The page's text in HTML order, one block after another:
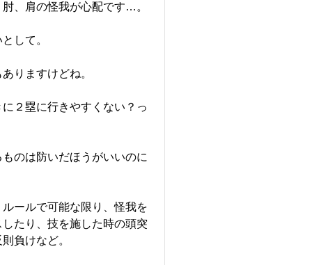
、肩の怪我が心配です…。
して。
りますけどね。
２塁に行きやすくない？っ
のは防いだほうがいいのに
ールで可能な限り、怪我を
たり、技を施した時の頭突
負けなど。